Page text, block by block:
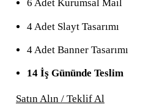
6 Adet Kurumsal Mail
4 Adet Slayt Tasarımı
4 Adet Banner Tasarımı
14 İş Gününde Teslim
Satın Alın / Teklif Al